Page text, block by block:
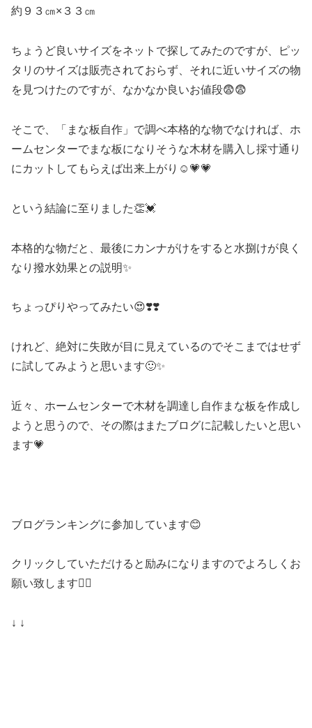
約９３㎝×３３㎝
ちょうど良いサイズをネットで探してみたのですが、ピッ
タリのサイズは販売されておらず、それに近いサイズの物
を見つけたのですが、なかなか良いお値段😨😨
そこで、「まな板自作」で調べ本格的な物でなければ、ホ
ームセンターでまな板になりそうな木材を購入し採寸通り
にカットしてもらえば出来上がり☺️💗💗
という結論に至りました👏💓
本格的な物だと、最後にカンナがけをすると水捌けが良く
なり撥水効果との説明✨
ちょっぴりやってみたい😍❣️❣️
けれど、絶対に失敗が目に見えているのでそこまではせず
に試してみようと思います🙂✨
近々、ホームセンターで木材を調達し自作まな板を作成し
ようと思うので、その際はまたブログに記載したいと思い
ます💗
ブログランキングに参加しています😊
クリックしていただけると励みになりますのでよろしくお
願い致します🙇‍♀️
↓ ↓